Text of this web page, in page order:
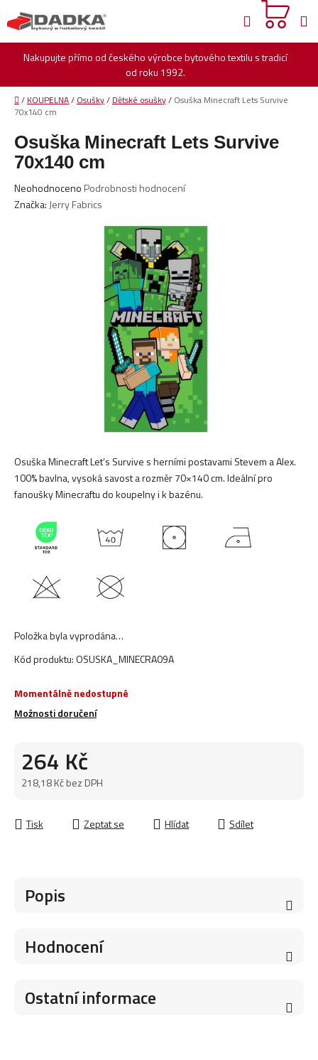
na
obsah
Nakupujte přímo od českého výrobce bytového textilu s tradicí
od roku 1992.
Hledat
Domů
/ KOUPELNA/ Osušky/ Dětské osušky/ Osuška Minecraft Lets Survive
70x140 cm
Osuška Minecraft Let’s Survive s herními postavami Stevem a Alex.
100% bavlna, vysoká savost a rozměr 70×140 cm. Ideální pro
fanoušky Minecraftu do koupelny i k bazénu.
Položka byla vyprodána…
Kód produktu: OSUSKA_MINECRA09A
Momentálně nedostupné
Možnosti doručení
264 Kč
218,18 Kč bez DPH
Tisk
Zeptat se Hlídat Sdílet
Osuška Minecraft Lets Survive
70x140 cm
Průměrné
hodnocení
Neohodnoceno Podrobnosti hodnocení
Značka: Jerry Fabrics
Popis
Hodnocení
Ostatní informace